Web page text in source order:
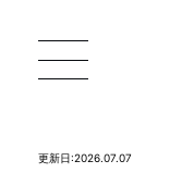
更新日:2026.07.07